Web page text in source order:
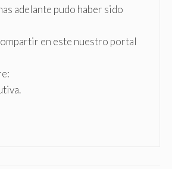
adelante pudo haber sido
en este nuestro portal